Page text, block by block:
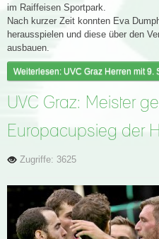
im Raiffeisen Sportpark.
Nach kurzer Zeit konnten Eva
herausspielen und diese über den
ausbauen.
Weiterlesen: UVC Graz Herren mit 9.
UVC Graz: Meister
Europacupsieg der
Zugriffe: 3625